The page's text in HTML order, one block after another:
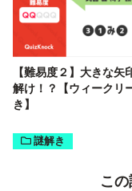
【難易度２】大きな矢
解け！？【ウィークリ
き】
謎解き
こ